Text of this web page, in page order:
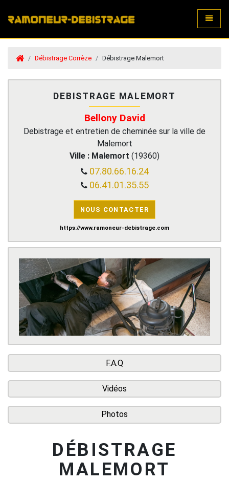
Débistrage Corrèze Débistrage Malemort
DEBISTRAGE MALEMORT
Bellony David
Debistrage et entretien de cheminée sur la ville de
Malemort
Ville : Malemort (19360)
07.80.66.16.24
06.41.01.35.55
NOUS CONTACTER
https://www.ramoneur-debistrage.com
F.A.Q
Vidéos
Photos
DÉBISTRAGE
MALEMORT